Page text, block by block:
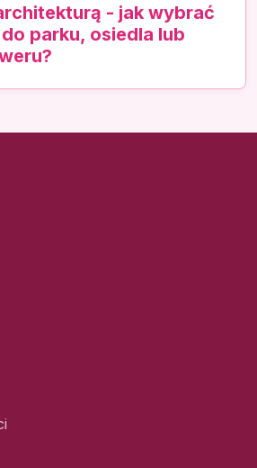
- jak wybrać
parku, osiedla lub